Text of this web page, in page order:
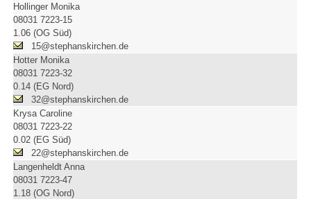
Hollinger Monika
08031 7223-15
1.06 (OG Süd)
15@stephanskirchen.de
Hotter Monika
08031 7223-32
0.14 (EG Nord)
32@stephanskirchen.de
Krysa Caroline
08031 7223-22
0.02 (EG Süd)
22@stephanskirchen.de
Langenheldt Anna
08031 7223-47
1.18 (OG Nord)